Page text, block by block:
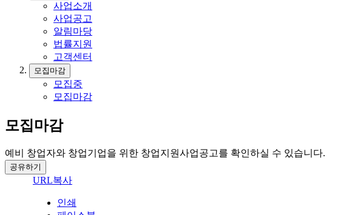
사업소개
사업공고
알림마당
법률지원
고객센터
모집마감
모집중
모집마감
모집마감
예비 창업자와 창업기업을 위한 창업지원사업공고를 확인하실 수 있습니다.
공유하기
URL복사
인쇄